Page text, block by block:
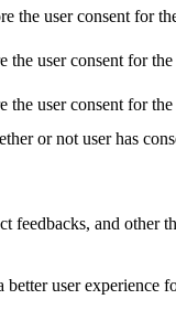
the user consent for
user consent for
user consent for
or not user has
feedbacks, and other
user experience